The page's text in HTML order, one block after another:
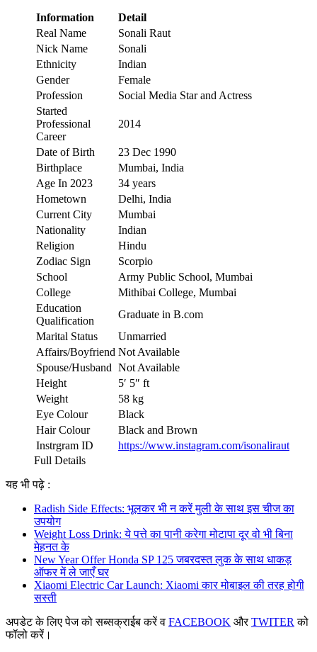
Information
Detail
Real Name
Sonali Raut
Nick Name
Sonali
Ethnicity
Indian
Gender
Female
Profession
Social Media Star and Actress
Started
Professional
Career
2014
Date of Birth
23 Dec 1990
Birthplace
Mumbai, India
Age In 2023
34 years
Hometown
Delhi, India
Current City
Mumbai
Nationality
Indian
Religion
Hindu
Zodiac Sign
Scorpio
School
Army Public School, Mumbai
College
Mithibai College, Mumbai
Education
Qualification
Graduate in B.com
Marital Status
Unmarried
Affairs/Boyfriend Not Available
Spouse/Husband Not Available
Height
5′ 5″ ft
Weight
58 kg
Eye Colour
Black
Hair Colour
Black and Brown
Instrgram ID
https://www.instagram.com/isonaliraut
Full Details
यह भी पढ़े :
Radish Side Effects: भूलकर भी न करें मुली के साथ इस चीज का
उपयोग
Weight Loss Drink: ये पत्ते का पानी करेगा मोटापा दूर वो भी बिना
मेहनत के
New Year Offer Honda SP 125 जबरदस्त लुक के साथ धाकड़
ऑफर में ले जाएँ घर
Xiaomi Electric Car Launch: Xiaomi कार मोबाइल की तरह होगी
सस्ती
अपडेट के लिए पेज को सब्सक्राईब करें व FACEBOOK औरTWITER को
फॉलो करें।